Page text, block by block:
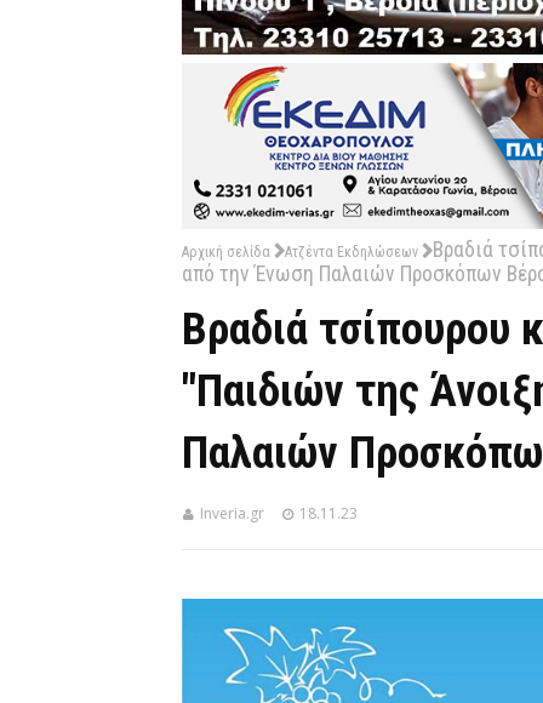
Αρχική σελίδα Ατζέντα Εκδηλώσεων
Βραδιά
από την Ένωση Παλαιών Προσκόπων
Βραδιά τσίπουρου
"Παιδιών της
Παλαιών
Inveria.gr 18.11.23